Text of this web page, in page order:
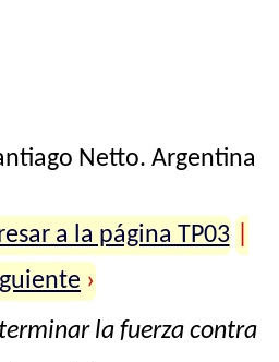
Netto. Argentina
a la página TP03
›
la fuerza contra